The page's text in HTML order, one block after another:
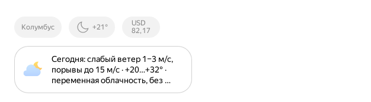
Колумбус +21°
Курсы ЦБ
РФ
USD
82,17
Сегодня: слабый ветер 1⁠–⁠3 м⁠/⁠с,
порывы до 15 м⁠/⁠с · +20⁠…⁠+32⁠° ·
переменная облачность, без
осадков